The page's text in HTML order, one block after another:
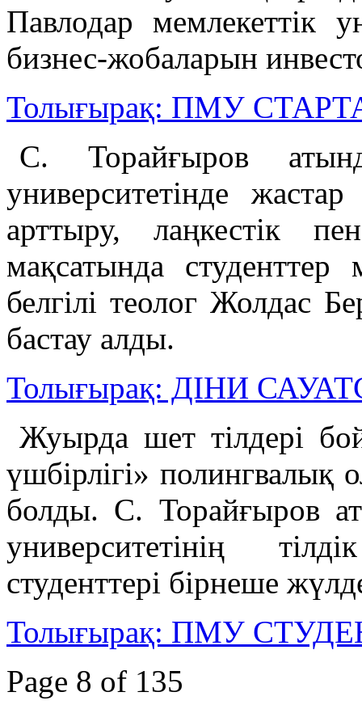
Павлодар мемлекеттік
бизнес-жобаларын
Толығырақ: ПМУ
С. Торайғыров
университетінде
арттыру, лаңкестік
мақсатында студенттер
белгілі теолог Жолдас
бастау алды.
Толығырақ: ДІНИ
Жуырда шет тілдері
үшбірлігі»
болды. С. Торайғыров
университетінің
студенттері бірнеше
Толығырақ: ПМУ
Page 8 of 135